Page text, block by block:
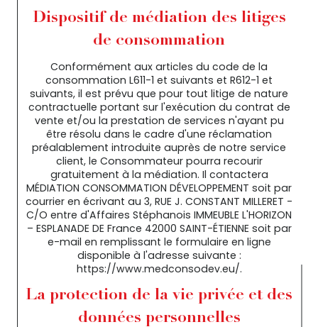
Dispositif de médiation des litiges
de consommation
Conformément aux articles du code de la
consommation L611-1 et suivants et R612-1 et
suivants, il est prévu que pour tout litige de nature
contractuelle portant sur l'exécution du contrat de
vente et/ou la prestation de services n'ayant pu
être résolu dans le cadre d'une réclamation
préalablement introduite auprès de notre service
client, le Consommateur pourra recourir
gratuitement à la médiation. Il contactera
MÉDIATION CONSOMMATION DÉVELOPPEMENT soit par
courrier en écrivant au 3, RUE J. CONSTANT MILLERET -
C/O entre d'Affaires Stéphanois IMMEUBLE L'HORIZON
– ESPLANADE DE France 42000 SAINT-ÉTIENNE soit par
e-mail en remplissant le formulaire en ligne
disponible à l'adresse suivante :
https://www.medconsodev.eu/.
La protection de la vie privée et des
données personnelles